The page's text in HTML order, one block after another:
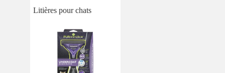
Litières pour chats